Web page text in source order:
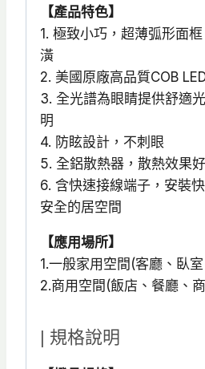
【產品特色】
1. 極致小巧，超薄弧形面
潢
2. 美國原廠高品質COB
3. 全光譜為眼睛提供舒適
明
4. 防眩設計，不刺眼
5. 全鋁散熱器，散熱效果
6. 含快速接線端子，安裝
安全的居空間
【應用場所】
1.一般家用空間(客廳、臥
2.商用空間(飯店、餐廳、
| 規格說明